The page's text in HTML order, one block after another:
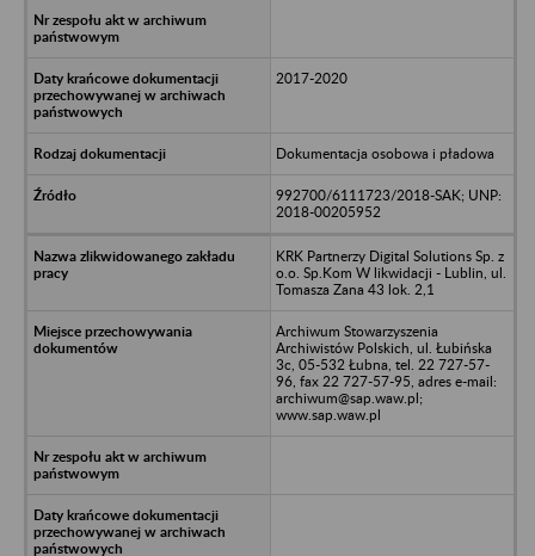
2017-2020
Dokumentacja osobowa i pładowa
992700/6111723/2018-SAK; UNP:
2018-00205952
KRK Partnerzy Digital Solutions Sp. z
o.o. Sp.Kom W likwidacji - Lublin, ul.
Tomasza Zana 43 lok. 2,1
Archiwum Stowarzyszenia
Archiwistów Polskich, ul. Łubińska
3c, 05-532 Łubna, tel. 22 727-57-
96, fax 22 727-57-95, adres e-mail:
archiwum@sap.waw.pl;
www.sap.waw.pl